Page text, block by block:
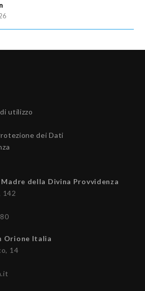
utilizzo
dei Dati
della Divina Provvidenza
142
Orione Italia
14